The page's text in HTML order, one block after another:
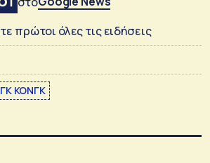
πρώτοι όλες τις ειδήσεις
ΚΟΝΓΚ